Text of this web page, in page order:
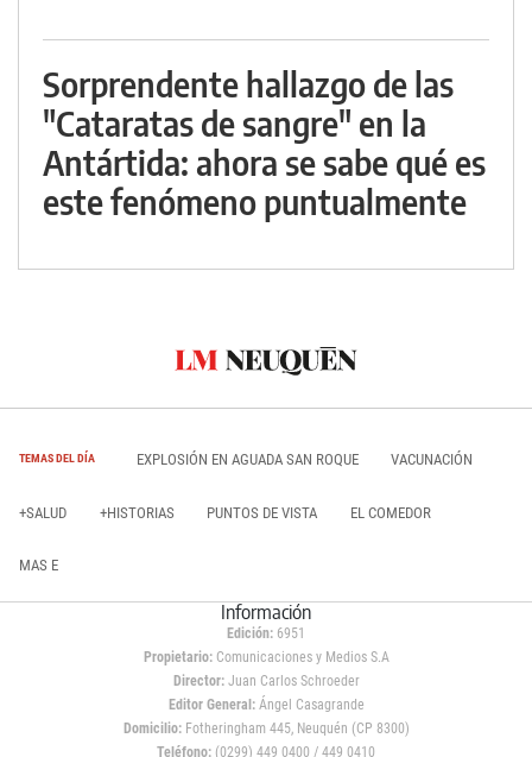
Sorprendente hallazgo de las
"Cataratas de sangre" en la
Antártida: ahora se sabe qué es
este fenómeno puntualmente
TEMAS DEL DÍA EXPLOSIÓN EN AGUADA SAN ROQUE VACUNACIÓN
+SALUD +HISTORIAS PUNTOS DE VISTA EL COMEDOR
MAS E
Información
Edición: 6951
Propietario:Comunicaciones y Medios S.A
Director: Juan Carlos Schroeder
Editor General:Ángel Casagrande
Domicilio:Fotheringham 445, Neuquén (CP 8300)
Teléfono: (0299) 449 0400 / 449 0410